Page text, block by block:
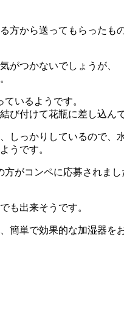
方から送ってもらったも
がつかないでしょうが、
いるようです。
び付けて花瓶に差し込ん
しっかりしているので、
うです。
がコンペに応募されまし
も出来そうです。
簡単で効果的な加湿器を